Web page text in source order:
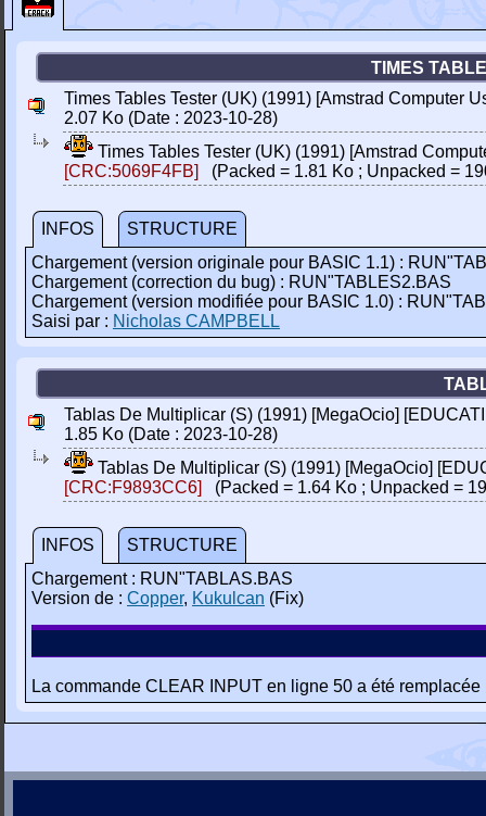
TIMES
Times Tables Tester (UK) (1991) [Amstrad Computer
2.07 Ko (Date : 2023-10-28)
Times Tables Tester (UK) (1991) [Amstrad
[CRC:5069F4FB]
(Packed = 1.81 Ko ; Unpacked =
INFOS
STRUCTURE
Chargement (version originale pour BASIC 1.1) :
Chargement (correction du bug) : RUN"TABLES2.BAS
Chargement (version modifiée pour BASIC 1.0) :
Saisi par : Nicholas CAMPBELL
Tablas De Multiplicar (S) (1991) [MegaOcio]
1.85 Ko (Date : 2023-10-28)
Tablas De Multiplicar (S) (1991) [MegaOcio]
[CRC:F9893CC6]
(Packed = 1.64 Ko ; Unpacked =
INFOS
STRUCTURE
Chargement : RUN"TABLAS.BAS
Version de : Copper, Kukulcan (Fix)
La commande CLEAR INPUT en ligne 50 a été